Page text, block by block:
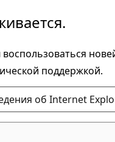
поддержкой.
об Internet